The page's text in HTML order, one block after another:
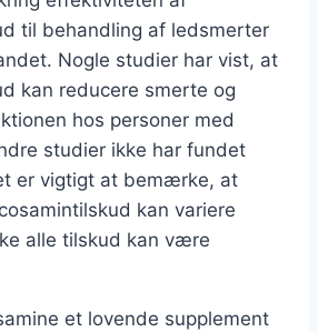
til behandling af ledsmerter
Nogle studier har vist, at
kan reducere smerte og
hos personer med
studier ikke har fundet
er vigtigt at bemærke, at
kan variere
alle tilskud kan være
et lovende supplement